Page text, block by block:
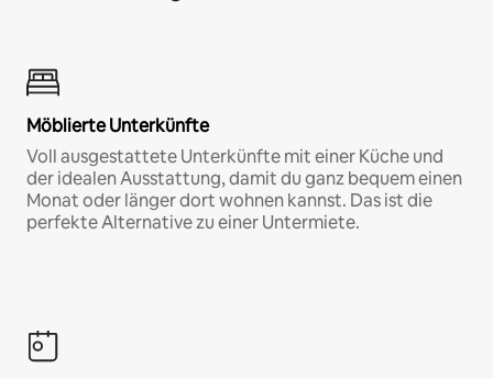
Möblierte Unterkünfte
Voll ausgestattete Unterkünfte mit einer Küche und
der idealen Ausstattung, damit du ganz bequem einen
Monat oder länger dort wohnen kannst. Das ist die
perfekte Alternative zu einer Untermiete.